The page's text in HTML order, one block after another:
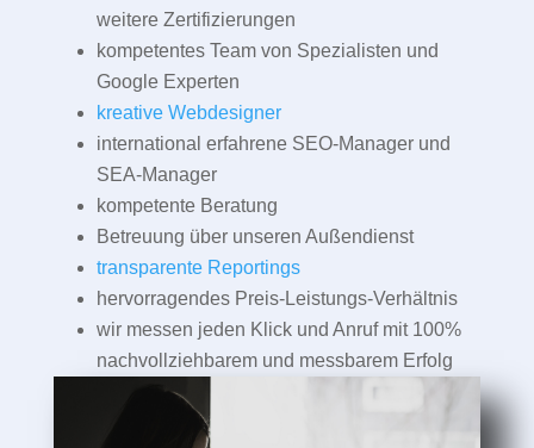
weitere Zertifizierungen
kompetentes Team von Spezialisten und
Google Experten
kreative Webdesigner
international erfahrene SEO-Manager und
SEA-Manager
kompetente Beratung
Betreuung über unseren Außendienst
transparente Reportings
hervorragendes Preis-Leistungs-Verhältnis
wir messen jeden Klick und Anruf mit 100%
nachvollziehbarem und messbarem Erfolg